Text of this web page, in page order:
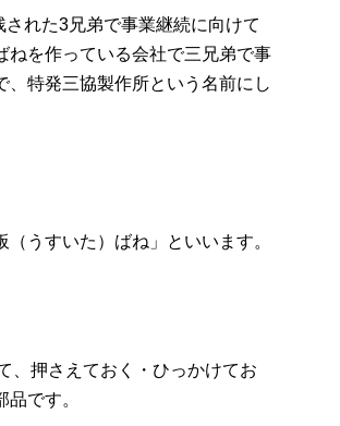
れた3兄弟で事業継続に向けて
ねを作っている会社で三兄弟で事
特発三協製作所という名前にし
うすいた）ばね」といいます。
、押さえておく・ひっかけてお
です。